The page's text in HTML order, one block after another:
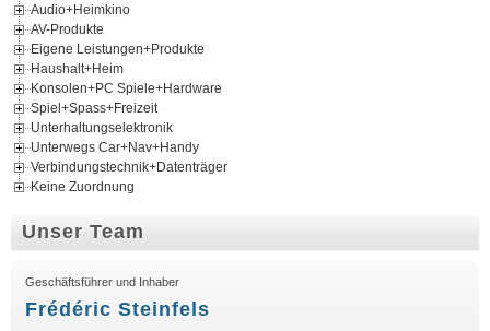
Audio+Heimkino
AV-Produkte
Eigene Leistungen+Produkte
Haushalt+Heim
Konsolen+PC Spiele+Hardware
Spiel+Spass+Freizeit
Unterhaltungselektronik
Unterwegs Car+Nav+Handy
Verbindungstechnik+Datenträger
Keine Zuordnung
Unser Team
Geschäftsführer und Inhaber
Frédéric Steinfels